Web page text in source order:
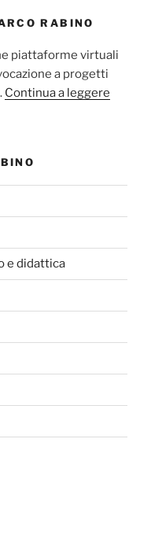
RABINO
piattaforme virtuali
a progetti
Continua a leggere
e didattica